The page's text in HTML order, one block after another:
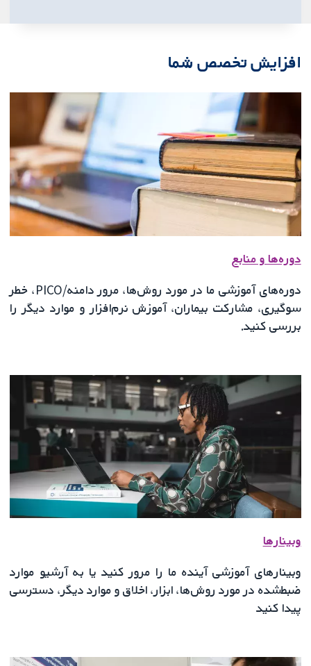
افزایش تخصص شما
دوره‌ها و منابع
دوره‌های آموزشی ما در مورد روش‌ها، مرور دامنه/PICO، خطر
سوگیری، مشارکت بیماران، آموزش نرم‌افزار و موارد دیگر را
بررسی کنید.
وبینارها
وبینارهای آموزشی آینده ما را مرور کنید یا به آرشیو موارد
ضبط‌شده در مورد روش‌ها، ابزار، اخلاق و موارد دیگر، دسترسی
پیدا کنید